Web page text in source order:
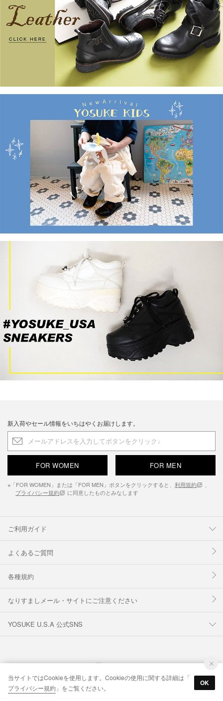
新入荷やセール情報をいちはやくお届けします。
FOR WOMEN FOR MEN
※「FOR WOMEN」または「FOR MEN」ボタンをクリックすると、 利用規約
、
プライバシー規約
に同意したものとみなします
ご利用ガイド
よくあるご質問
各種規約
なりすましメール・サイトにご注意ください
YOSUKE U.S.A 公式SNS
© IDO CORPORATION Co.,Ltd. Inc.
当サイトではCookieを使用します。Cookieの使用に関する詳細は「
プライバシー規約 」をご覧ください。
OK